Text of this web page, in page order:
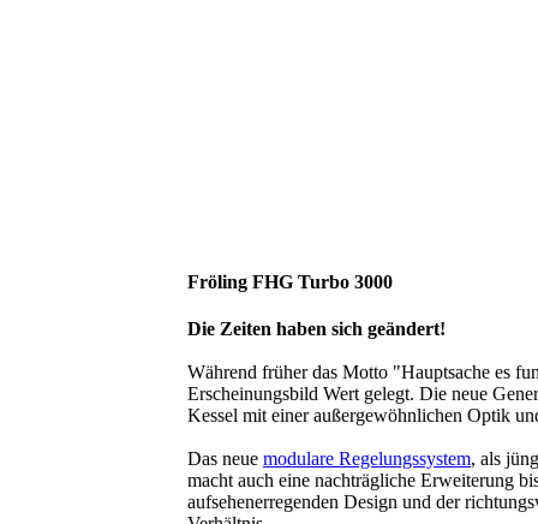
Fröling FHG Turbo 3000
Die Zeiten haben sich geändert!
Während früher das Motto "Hauptsache es
Erscheinungsbild Wert gelegt. Die neue
Kessel mit einer außergewöhnlichen Optik
Das neue modulare Regelungssystem, als
macht auch eine nachträgliche Erweiterung
aufsehenerregenden Design und der